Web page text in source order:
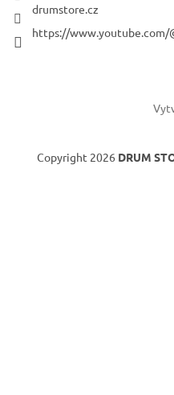
drumstore.cz
https://www.youtube.com/
Copyright 2026 DRUM